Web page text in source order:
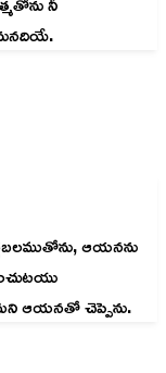
ఆయనను
ఆయనతో చెప్పెను.